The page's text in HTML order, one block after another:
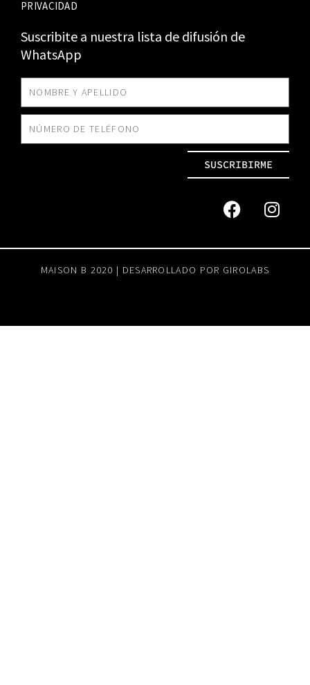
PRIVACIDAD
Suscribite a nuestra lista de difusión de
WhatsApp
SUSCRIBIRME
MAISON B 2020 | DESARROLLADO POR GIROLABS